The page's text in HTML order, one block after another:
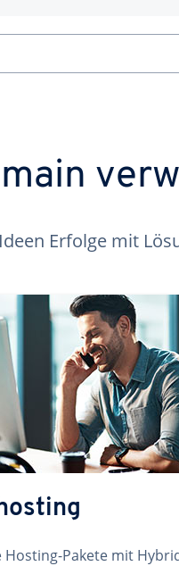
Erfolge mit
Hosting-Pakete mit